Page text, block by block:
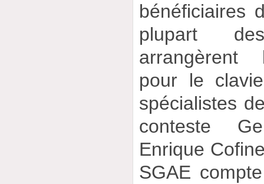
bénéficiaires
plupart
arrangèrent
pour le
spécialistes
conteste
Enrique
SGAE